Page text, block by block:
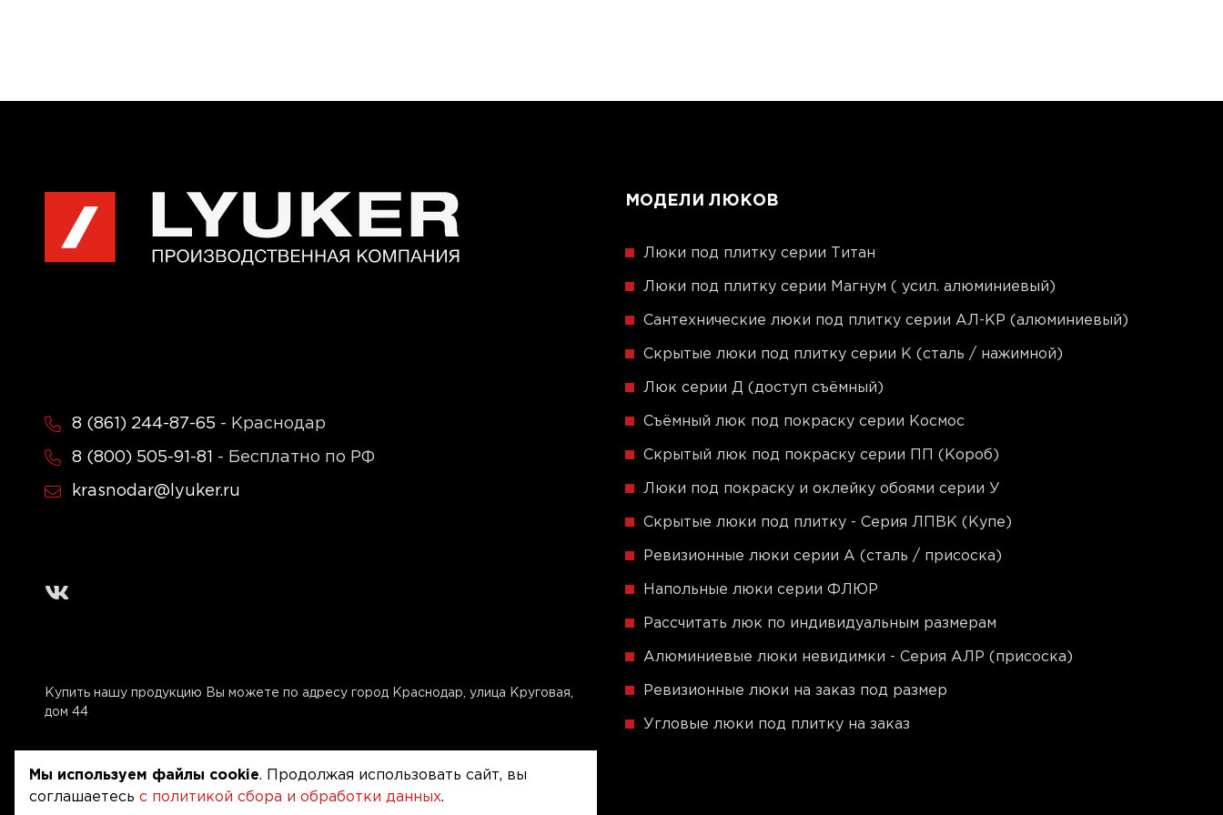
8 (861) 244-87-65 - Краснодар
8 (800) 505-91-81 - Бесплатно по РФ
krasnodar@lyuker.ru
Купить нашу продукцию Вы можете по адресу город Краснодар, улица Круговая,
дом 44
МОДЕЛИ ЛЮКОВ
Люки под плитку серии Титан
Люки под плитку серии Магнум ( усил. алюминиевый)
Сантехнические люки под плитку серии АЛ-КР (алюминиевый)
Скрытые люки под плитку серии K (сталь / нажимной)
Люк серии Д (доступ съёмный)
Съёмный люк под покраску серии Космос
Скрытый люк под покраску серии ПП (Короб)
Люки под покраску и оклейку обоями серии У
Скрытые люки под плитку - Серия ЛПВК (Купе)
Ревизионные люки серии A (сталь / присоска)
Напольные люки серии ФЛЮР
Рассчитать люк по индивидуальным размерам
Алюминиевые люки невидимки - Серия АЛР (присоска)
Ревизионные люки на заказ под размер
Угловые люки под плитку на заказ
Мы используем файлы cookie. Продолжая использовать сайт, вы
соглашаетесь с политикой сбора и обработки данных.